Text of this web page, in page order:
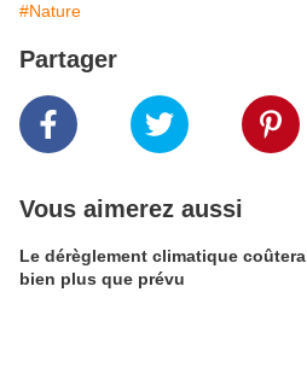
#Nature
Partager
Vous aimerez aussi
Le dérèglement climatique coûtera
bien plus que prévu